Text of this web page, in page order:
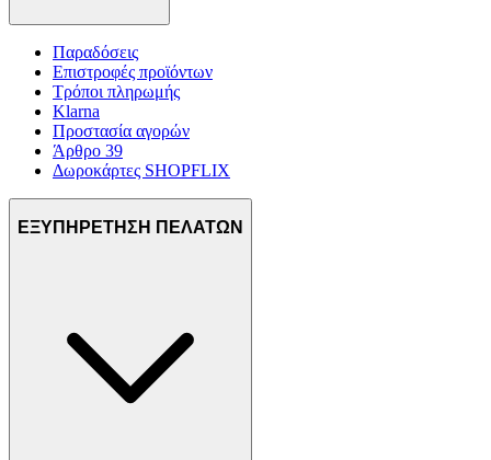
Παραδόσεις
Επιστροφές προϊόντων
Τρόποι πληρωμής
Klarna
Προστασία αγορών
Άρθρο 39
Δωροκάρτες SHOPFLIX
ΕΞΥΠΗΡΕΤΗΣΗ ΠΕΛΑΤΩΝ